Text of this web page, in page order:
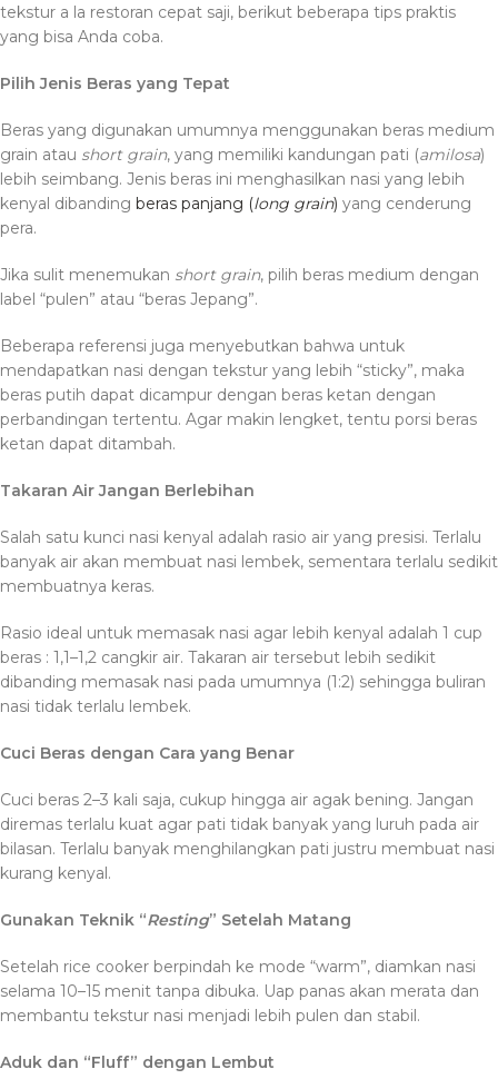
tekstur a la restoran cepat saji, berikut beberapa tips praktis
yang bisa Anda coba.
Pilih Jenis Beras yang Tepat
Beras yang digunakan umumnya menggunakan beras medium
grain atau short grain, yang memiliki kandungan pati (amilosa)
lebih seimbang. Jenis beras ini menghasilkan nasi yang lebih
kenyal dibanding beras panjang (long grain) yang cenderung
pera.
Jika sulit menemukan short grain, pilih beras medium dengan
label “pulen” atau “beras Jepang”.
Beberapa referensi juga menyebutkan bahwa untuk
mendapatkan nasi dengan tekstur yang lebih “sticky”, maka
beras putih dapat dicampur dengan beras ketan dengan
perbandingan tertentu. Agar makin lengket, tentu porsi beras
ketan dapat ditambah.
Takaran Air Jangan Berlebihan
Salah satu kunci nasi kenyal adalah rasio air yang presisi. Terlalu
banyak air akan membuat nasi lembek, sementara terlalu sedikit
membuatnya keras.
Rasio ideal untuk memasak nasi agar lebih kenyal adalah 1 cup
beras : 1,1–1,2 cangkir air. Takaran air tersebut lebih sedikit
dibanding memasak nasi pada umumnya (1:2) sehingga buliran
nasi tidak terlalu lembek.
Cuci Beras dengan Cara yang Benar
Cuci beras 2–3 kali saja, cukup hingga air agak bening. Jangan
diremas terlalu kuat agar pati tidak banyak yang luruh pada air
bilasan. Terlalu banyak menghilangkan pati justru membuat nasi
kurang kenyal.
Gunakan Teknik “Resting” Setelah Matang
Setelah rice cooker berpindah ke mode “warm”, diamkan nasi
selama 10–15 menit tanpa dibuka. Uap panas akan merata dan
membantu tekstur nasi menjadi lebih pulen dan stabil.
Aduk dan “Fluff” dengan Lembut